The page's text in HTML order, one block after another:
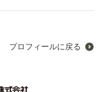
プロフィールに戻る